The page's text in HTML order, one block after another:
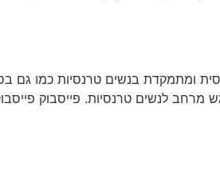
ומתמקדת בנשים טרנסיות כמו גם